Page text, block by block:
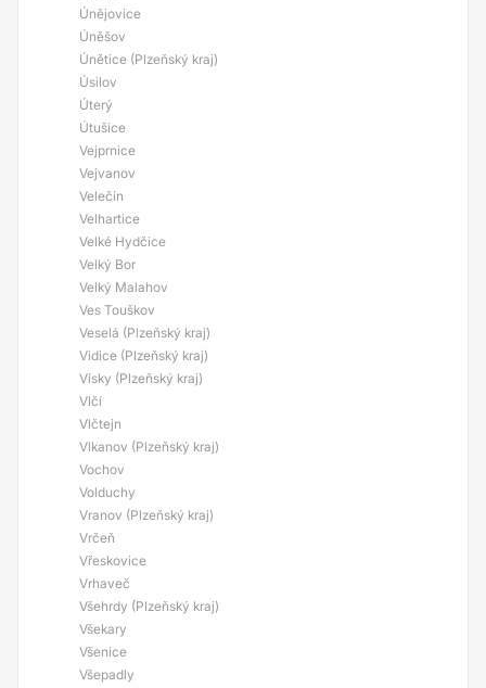
Únějovice
Úněšov
Únětice (Plzeňský kraj)
Úsilov
Úterý
Útušice
Vejprnice
Vejvanov
Velečín
Velhartice
Velké Hydčice
Velký Bor
Velký Malahov
Ves Touškov
Veselá (Plzeňský kraj)
Vidice (Plzeňský kraj)
Vísky (Plzeňský kraj)
Vlčí
Vlčtejn
Vlkanov (Plzeňský kraj)
Vochov
Volduchy
Vranov (Plzeňský kraj)
Vrčeň
Vřeskovice
Vrhaveč
Všehrdy (Plzeňský kraj)
Všekary
Všenice
Všepadly